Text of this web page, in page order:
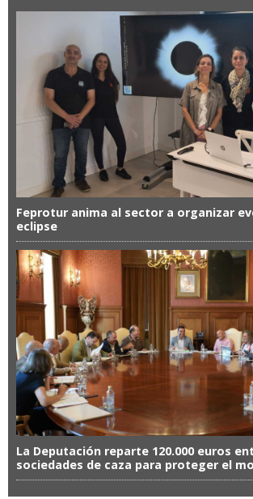
Feprotur anima al sector a organizar
eclipse
La Deputación reparte 120.000 euros
sociedades de caza para proteger el